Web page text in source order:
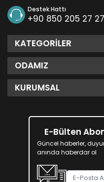
Destek Hattı
+90 850 205 27 27
KATEGORILER
ODAMIZ
KURUMSAL
E-Bülten
Güncel haberler,
anında haberdar ol